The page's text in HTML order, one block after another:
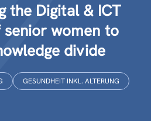
the Digital & ICT
women to
divide
GESUNDHEIT INKL. ALTERUNG